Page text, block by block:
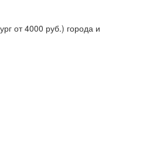
от 4000 руб.) города и